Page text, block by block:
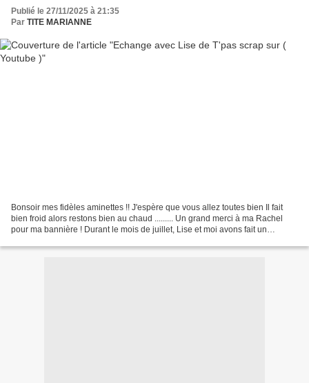
Publié le 27/11/2025 à 21:35
Par TITE MARIANNE
Bonsoir mes fidèles aminettes !! J'espère que vous allez toutes bien Il fait
bien froid alors restons bien au chaud ......... Un grand merci à ma Rachel
pour ma bannière ! Durant le mois de juillet, Lise et moi avons fait un